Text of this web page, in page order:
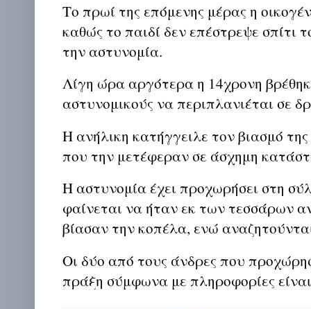
Το πρωί της επόμενης μέρας η
καθώς το παιδί δεν επέστρεψε σπίτι
την αστυνομία.
Λίγη ώρα αργότερα η 14χρονη
αστυνομικούς να περιπλανιέται σε
Η ανήλικη κατήγγειλε τον βιασμό
που την μετέφεραν σε άσχημη
Η αστυνομία έχει προχωρήσει στη
φαίνεται να ήταν εκ των τεσσάρων
βίασαν την κοπέλα, ενώ
Οι δύο από τους άνδρες που
πράξη σύμφωνα με πληροφορίες